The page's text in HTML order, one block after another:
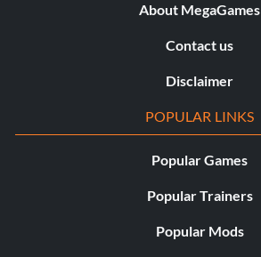
About MegaGames
Contact us
Disclaimer
POPULAR LINKS
Popular Games
Popular Trainers
Popular Mods